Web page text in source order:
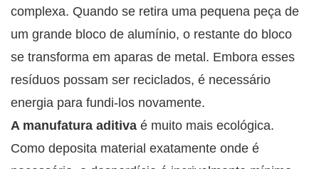
complexa. Quando se retira uma pequena peça de
um grande bloco de alumínio, o restante do bloco
se transforma em aparas de metal. Embora esses
resíduos possam ser reciclados, é necessário
energia para fundi-los novamente.
A manufatura aditiva é muito mais ecológica.
Como deposita material exatamente onde é